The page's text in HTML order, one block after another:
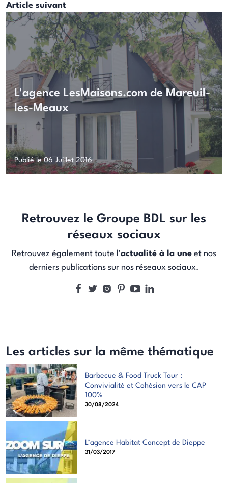
Article suivant
L'agence LesMaisons.com de Mareuil-
les-Meaux
Publié le 06 Juillet 2016
Retrouvez le Groupe BDL sur les
réseaux sociaux
Retrouvez également toute l'actualité à la une et nos
derniers publications sur nos réseaux sociaux.
Les articles sur la même thématique
Barbecue & Food Truck Tour :
Convivialité et Cohésion vers le CAP
100%
30/08/2024
L’agence Habitat Concept de Dieppe
31/03/2017